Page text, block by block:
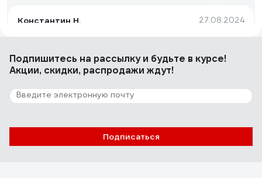
Константин Н. 27.08.2024
Грязь поднимает, белого налёта после мойки не
про пенность не могу сказать
40 отзывов
GentleWash 750 мл SSBL993
Подпишитесь на рассылкуи будьте в курсе!
Акции, скидки, распродажи ждут!
Подписаться